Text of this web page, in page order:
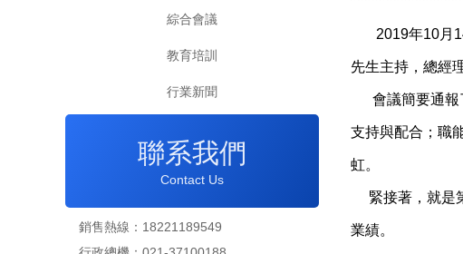
綜合會議
教育培訓
行業新聞
聯系我們
Contact Us
銷售熱線：18221189549
2019年10月14
先生主持，總經
會議簡要通報
支持與配合；職
虹。
緊接著，就是
業績。